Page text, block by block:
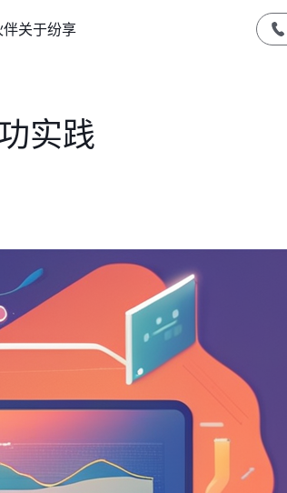
伴关于纷享
实践